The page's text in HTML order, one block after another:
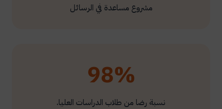
مشروع مساعدة في الرسائل
98%
نسبة رضا من طلاب الدراسات العليا.